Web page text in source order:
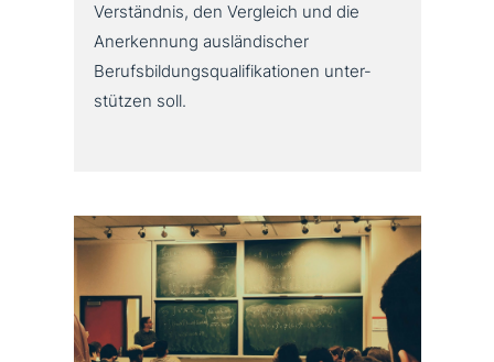
Verständnis, den Vergleich und die
Anerkennung aus­län­di­scher
Berufsbildungsqualifikationen unter­
stüt­zen soll.